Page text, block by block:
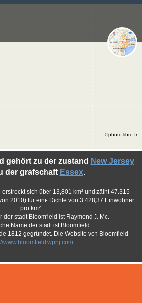
gehört zu der zustand New Jersey
der grafschaft Essex.
sich über 13,801 km² und zälht 47.315
2010) für eine Dichte von 3.428,37 Einwohner
pro km².
der stadt Bloomfield ist Raymond J. Mc.
Name der stadt ist Bloomfield.
1812 gegründet. Die Website von Bloomfield
www.bloomfieldtwpnj.com
©photo-libre.fr